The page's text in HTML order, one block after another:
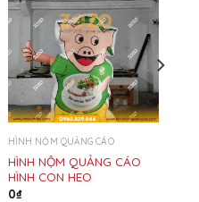
HÌNH NỘM QUẢNG CÁO
HÌNH NỘM QUẢNG CÁO
HÌNH CON HEO
0₫